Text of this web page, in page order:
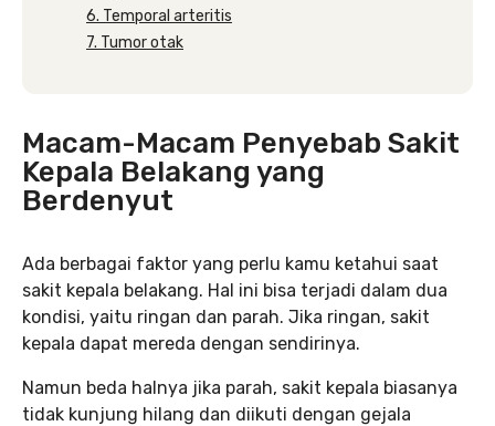
6. Temporal arteritis
7. Tumor otak
Macam-Macam Penyebab Sakit
Kepala Belakang yang
Berdenyut
Ada berbagai faktor yang perlu kamu ketahui saat
sakit kepala belakang. Hal ini bisa terjadi dalam dua
kondisi, yaitu ringan dan parah. Jika ringan, sakit
kepala dapat mereda dengan sendirinya.
Namun beda halnya jika parah, sakit kepala biasanya
tidak kunjung hilang dan diikuti dengan gejala